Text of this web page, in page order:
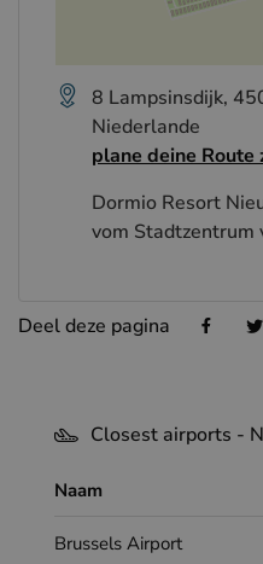
8 Lampsinsdijk,
Niederlande
plane deine
Dormio Resort
vom
Deel deze pagina
Closest airports -
Naam
Brussels Airport